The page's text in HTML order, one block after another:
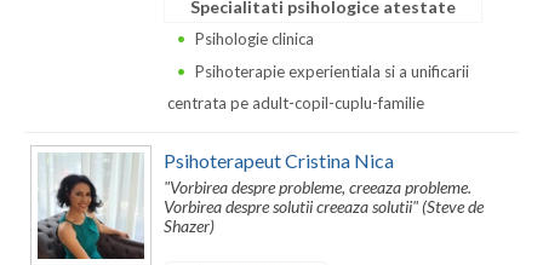
Specialitati psihologice atestate
Psihologie clinica
Psihoterapie experientiala si a unificarii
centrata pe adult-copil-cuplu-familie
Psihoterapeut Cristina Nica
"Vorbirea despre probleme, creeaza probleme.
Vorbirea despre solutii creeaza solutii" (Steve de
Shazer)